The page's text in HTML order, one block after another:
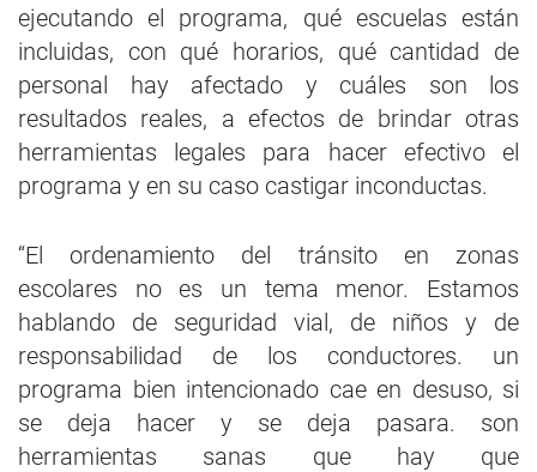
ejecutando el programa, qué escuelas están
incluidas, con qué horarios, qué cantidad de
personal hay afectado y cuáles son los
resultados reales, a efectos de brindar otras
herramientas legales para hacer efectivo el
programa y en su caso castigar inconductas.
“El ordenamiento del tránsito en zonas
escolares no es un tema menor. Estamos
hablando de seguridad vial, de niños y de
responsabilidad de los conductores. un
programa bien intencionado cae en desuso, si
se deja hacer y se deja pasara. son
herramientas sanas que hay que